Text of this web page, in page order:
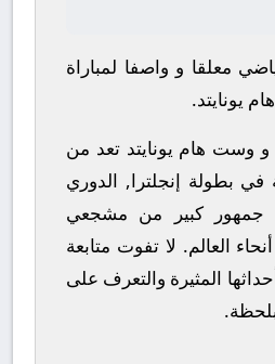
معلقا و واصفا لمباراة
يونايتد.
و وست هام يونايتد تعد من
في بطولة إنجلترا, الدوري
جمهور كبير من مشجعي
العالم. لا تفوت متابعة
المثيرة والتعرف على